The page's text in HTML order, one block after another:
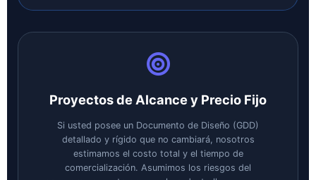
Proyectos de Alcance y Precio Fijo
Si usted posee un Documento de Diseño (GDD)
detallado y rígido que no cambiará, nosotros
estimamos el costo total y el tiempo de
comercialización. Asumimos los riesgos del